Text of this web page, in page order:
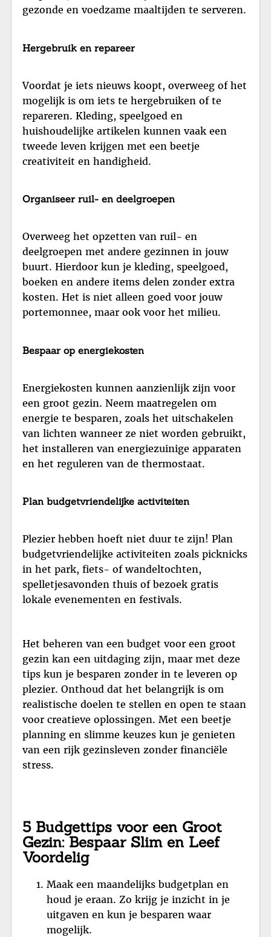
gezonde en voedzame maaltijden te serveren.
Hergebruik en repareer
Voordat je iets nieuws koopt, overweeg of het
mogelijk is om iets te hergebruiken of te
repareren. Kleding, speelgoed en
huishoudelijke artikelen kunnen vaak een
tweede leven krijgen met een beetje
creativiteit en handigheid.
Organiseer ruil- en deelgroepen
Overweeg het opzetten van ruil- en
deelgroepen met andere gezinnen in jouw
buurt. Hierdoor kun je kleding, speelgoed,
boeken en andere items delen zonder extra
kosten. Het is niet alleen goed voor jouw
portemonnee, maar ook voor het milieu.
Bespaar op energiekosten
Energiekosten kunnen aanzienlijk zijn voor
een groot gezin. Neem maatregelen om
energie te besparen, zoals het uitschakelen
van lichten wanneer ze niet worden gebruikt,
het installeren van energiezuinige apparaten
en het reguleren van de thermostaat.
Plan budgetvriendelijke activiteiten
Plezier hebben hoeft niet duur te zijn! Plan
budgetvriendelijke activiteiten zoals picknicks
in het park, fiets- of wandeltochten,
spelletjesavonden thuis of bezoek gratis
lokale evenementen en festivals.
Het beheren van een budget voor een groot
gezin kan een uitdaging zijn, maar met deze
tips kun je besparen zonder in te leveren op
plezier. Onthoud dat het belangrijk is om
realistische doelen te stellen en open te staan
voor creatieve oplossingen. Met een beetje
planning en slimme keuzes kun je genieten
van een rijk gezinsleven zonder financiële
stress.
5 Budgettips voor een Groot
Gezin: Bespaar Slim en Leef
Voordelig
Maak een maandelijks budgetplan en
houd je eraan. Zo krijg je inzicht in je
uitgaven en kun je besparen waar
mogelijk.